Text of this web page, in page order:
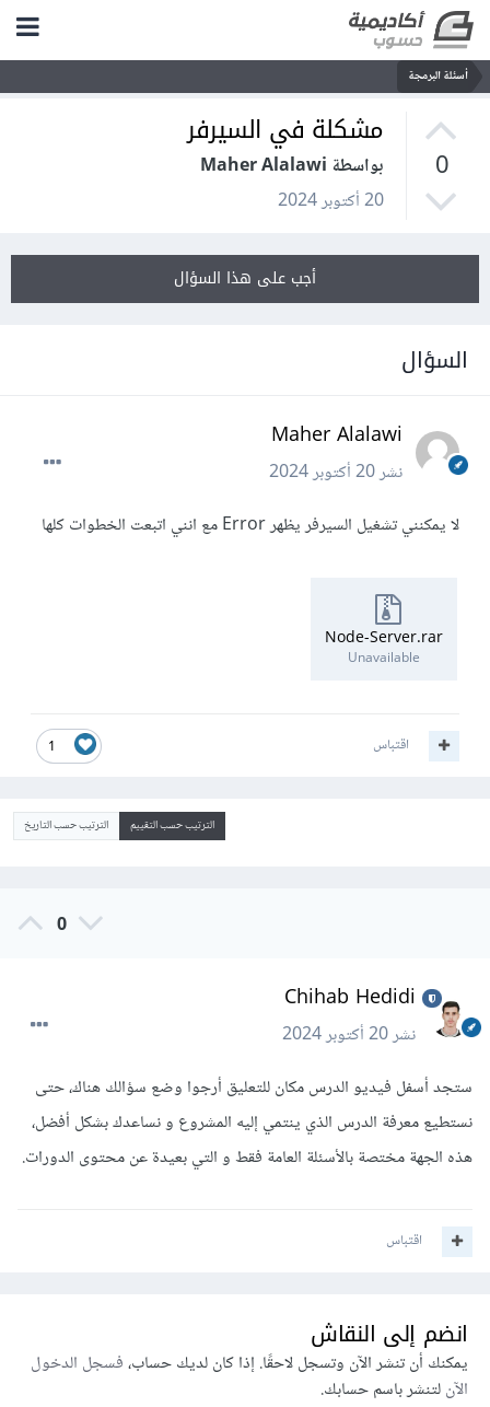
أسئلة البرمجة
0
مشكلة في السيرفر
بواسطة Maher Alalawi
20 أكتوبر 2024
أجب على هذا السؤال
السؤال
Maher Alalawi
نشر20 أكتوبر 2024
لا يمكنني تشغيل السيرفر يظهر Error مع انني اتبعت الخطوات كلها
Node-Server.rar
Unavailable
1 اقتباس
الترتيب حسب التقييم الترتيب حسب التاريخ
0
Chihab Hedidi
نشر20 أكتوبر 2024
ستجد أسفل فيديو الدرس مكان للتعليق أرجوا وضع سؤالك هناك، حتى
نستطيع معرفة الدرس الذي ينتمي إليه المشروع و نساعدك بشكل أفضل،
هذه الجهة مختصة بالأسئلة العامة فقط و التي بعيدة عن محتوى الدورات.
اقتباس
انضم إلى النقاش
يمكنك أن تنشر الآن وتسجل لاحقًا. إذا كان لديك حساب،فسجل الدخول
الآنلتنشر باسم حسابك.